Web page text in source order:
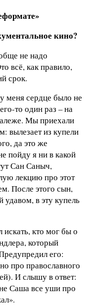
кино?
не надо
всё, как правило,
срок.
меня сердце было не
то один раз – на
Мы приехали
вылезает из купели
да это же
пойду я ни в какой
Сан Саныч,
лекцию про этот
После этого сын,
удавом, в эту купель
искать, кто мог бы о
который
его:
про православного
И слышу в ответ:
Саша все уши про